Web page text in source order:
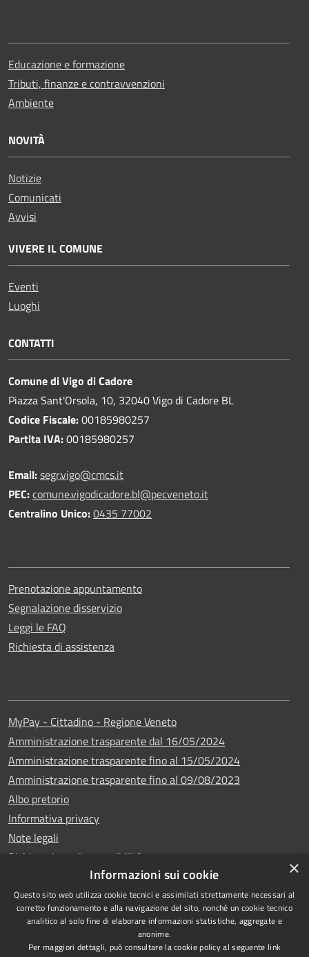
Educazione e formazione
Tributi, finanze e contravvenzioni
Ambiente
NOVITÀ
Notizie
Comunicati
Avvisi
VIVERE IL COMUNE
Eventi
Luoghi
CONTATTI
Comune di Vigo di Cadore
Piazza Sant'Orsola, 10, 32040 Vigo di Cadore BL
Codice Fiscale:00185980257
Partita IVA:00185980257
Email:segr.vigo@cmcs.it
PEC:comune.vigodicadore.bl@pecveneto.it
Centralino Unico:0435 77002
Prenotazione appuntamento
Segnalazione disservizio
Leggi le FAQ
Richiesta di assistenza
MyPay - Cittadino - Regione Veneto
Amministrazione trasparente dal 16/05/2024
Amministrazione trasparente fino al 15/05/2024
Amministrazione trasparente fino al 09/08/2023
Albo pretorio
Informativa privacy
Note legali
Dichiarazione di accessibilità
RSS
Accessibilità
Copyright © 2024
•Comune di Vigo di
×
Informazioni sui cookie
Questo sito web utilizza cookie tecnici e assimilati strettamente necessari al
corretto funzionamento e alla navigazione del sito, nonché un cookie tecnico
analitico al solo fine di elaborare informazioni statistiche, aggregate e
anonime.
Per maggiori dettagli, può consultare la cookie policy al seguente link